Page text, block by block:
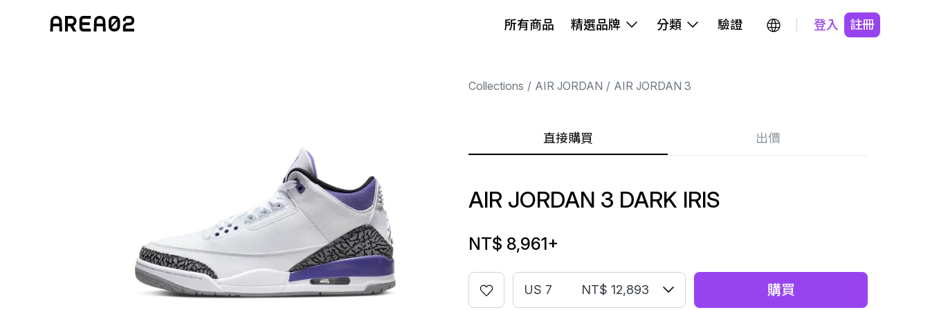
所有商品 精選品牌 分類 驗證 登入 註冊
Collections AIR JORDAN AIR JORDAN 3
直接購買 出價
AIR JORDAN 3 DARK IRIS
NT$ 8,961+
US 7 NT$ 12,893 購買